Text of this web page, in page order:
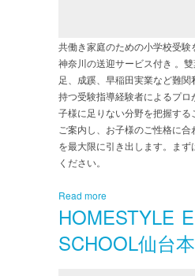
共働き家庭のための小学校受験
神奈川の送迎サービス付き 。
足、成蹊、早稲田実業など難
持つ受験指導経験者によるプ
子様に足りない分野を把握す
ご案内し、お子様のご性格に
を最大限に引き出します。ま
ください。
Read more
HOMESTYLE
SCHOOL仙台